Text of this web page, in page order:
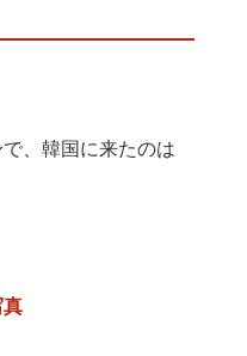
、韓国に来たのは
真